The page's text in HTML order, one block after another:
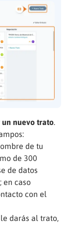
nuevo trato.
de tu
de 300
de datos
en caso
con el
darás al trato,